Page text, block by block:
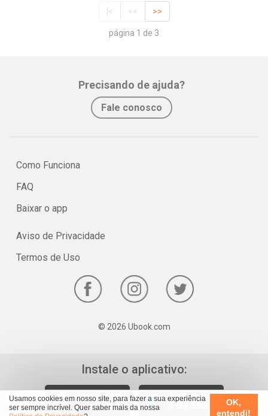
Usamos cookies em nosso site, para fazer a sua experiência
ser sempre incrível. Quer saber mais da nossa
OK,
entendi!
|< << >>
página 1 de 3
Precisando de ajuda?
Fale conosco
Como Funciona
FAQ
Baixar o app
Aviso de Privacidade
Termos de Uso
© 2026 Ubook.com
Instale o aplicativo: